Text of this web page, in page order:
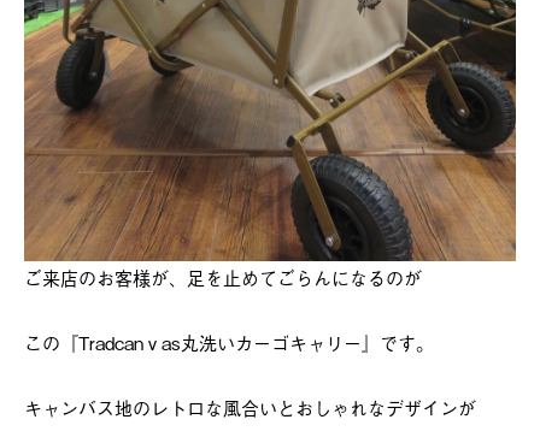
ご来店のお客様が、足を止めてごらんになるのが
この『Tradcanｖas丸洗いカーゴキャリー』です。
キャンバス地のレトロな風合いとおしゃれなデザインが